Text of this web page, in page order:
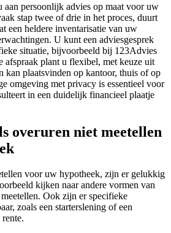
aan persoonlijk advies op maat voor uw
stap twee of drie in het proces, duurt
een heldere inventarisatie van uw
U kunt een adviesgesprek
situatie, bijvoorbeeld bij 123Advies
afspraak plant u flexibel, met keuze uit
kan plaatsvinden op kantoor, thuis of op
omgeving met privacy is essentieel voor
in een duidelijk financieel plaatje
overuren niet meetellen
voor uw hypotheek, zijn er gelukkig
kijken naar andere vormen van
Ook zijn er specifieke
zoals een starterslening of een